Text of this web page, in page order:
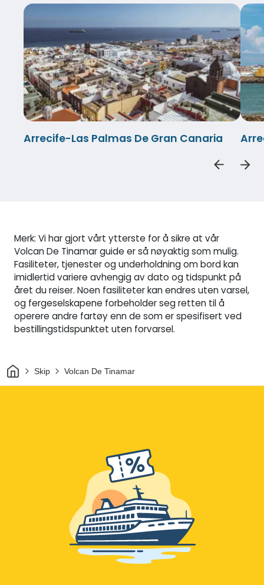
Arrecife-Las Palmas De Gran Canaria
Merk: Vi har gjort vårt ytterste for å sikre at vår
Volcan De Tinamar guide er så nøyaktig som mulig.
Fasiliteter, tjenester og underholdning om bord kan
imidlertid variere avhengig av dato og tidspunkt på
året du reiser. Noen fasiliteter kan endres uten varsel,
og fergeselskapene forbeholder seg retten til å
operere andre fartøy enn de som er spesifisert ved
bestillingstidspunktet uten forvarsel.
HjemSkip Volcan De Tinamar